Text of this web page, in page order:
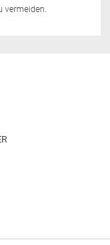
vermeiden.